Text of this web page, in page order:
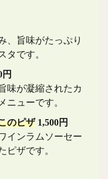
、旨味がたっぷり
タです。
円
味が凝縮されたカ
ニューです。
のピザ1,500円
インラムソーセー
ピザです。